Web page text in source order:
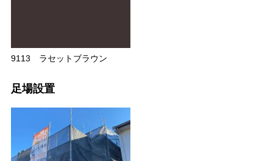
9113 ラセットブラウン
足場設置